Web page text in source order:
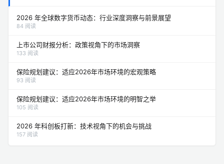
2026 年全球数字货币动态：行业深度洞察与前景展望
84 阅读
上市公司财报分析：政策视角下的市场洞察
133 阅读
保险规划建议：适应2026年市场环境的宏观策略
93 阅读
保险规划建议：适应2026年市场环境的明智之举
105 阅读
2026 年科创板打新：技术视角下的机会与挑战
157 阅读